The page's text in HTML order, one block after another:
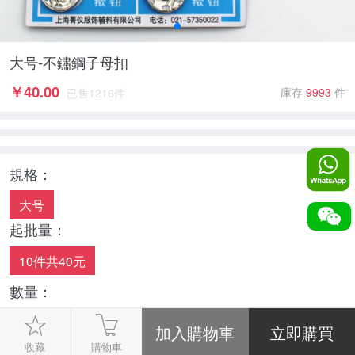
大号-不鏽鋼子母扣
￥40.00 已售 1216件 庫存 9993 件
規格：
大号
起批量：
10件共40元
數量：
-
+
收藏 購物車